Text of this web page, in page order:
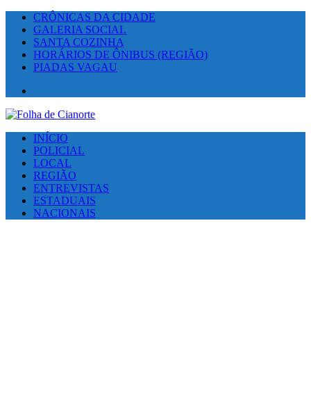
CRÔNICAS DA CIDADE
GALERIA SOCIAL
SANTA COZINHA
HORÁRIOS DE ÔNIBUS (REGIÃO)
PIADAS VAGAU
INÍCIO
POLICIAL
LOCAL
REGIÃO
ENTREVISTAS
ESTADUAIS
NACIONAIS